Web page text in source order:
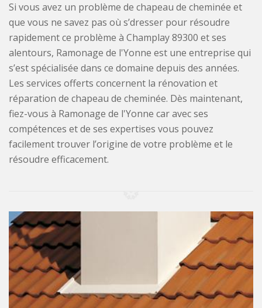
Si vous avez un problème de chapeau de cheminée et
que vous ne savez pas où s’dresser pour résoudre
rapidement ce problème à Champlay 89300 et ses
alentours, Ramonage de l'Yonne est une entreprise qui
s’est spécialisée dans ce domaine depuis des années.
Les services offerts concernent la rénovation et
réparation de chapeau de cheminée. Dès maintenant,
fiez-vous à Ramonage de l'Yonne car avec ses
compétences et de ses expertises vous pouvez
facilement trouver l’origine de votre problème et le
résoudre efficacement.